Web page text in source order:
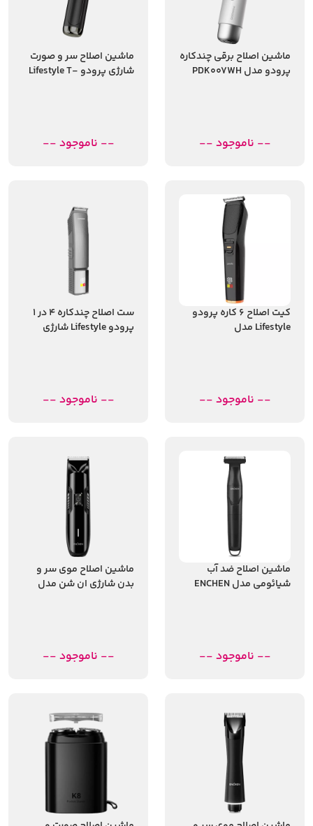
ماشین اصلاح برقی چندکاره
پرودو مدل PDK007WH
-- ناموجود --
ماشین اصلاح سر و صورت
شارژی پرودو Lifestyle T-
-- ناموجود --
کیت اصلاح 6 کاره پرودو
Lifestyle مدل
-- ناموجود --
ست اصلاح چندکاره 4 در 1
پرودو Lifestyle شارژی
-- ناموجود --
ماشین اصلاح ضد آب
شیائومی مدل ENCHEN
-- ناموجود --
ماشین اصلاح موی سر و
بدن شارژی ان شن مدل
-- ناموجود --